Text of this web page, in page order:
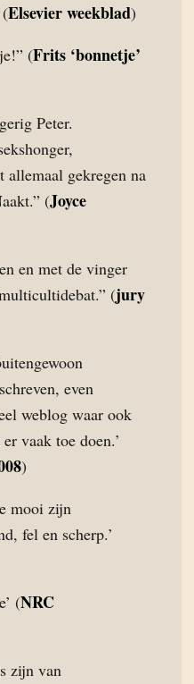
Elsevier weekblad)
(Frits ‘bonnetje’
Peter.
allemaal gekregen na
(Joyce
en met de vinger
(jury
even
weblog waar ook
vaak toe doen.’
)
mooi zijn
fel en scherp.’
(NRC
zijn van